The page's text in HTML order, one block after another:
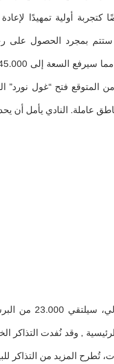
كتجربة أولية تمهيدًا
عاملة. النادي يأمل أن
في الوقت
, وقد نُفدت التذاكر
تُطرح المزيد من التذاكر